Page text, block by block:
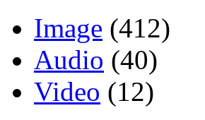
Image (412)
Audio (40)
Video (12)